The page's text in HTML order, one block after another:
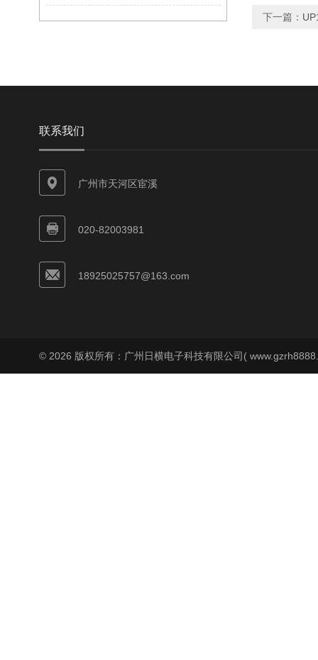
下一篇：
联系我们
广州市天河区宦溪
020-82003981
18925025757@163.com
© 2026 版权所有：广州日横电子科技有限公司(